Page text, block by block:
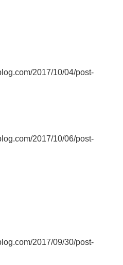
2017/10/04/post-
2017/10/06/post-
2017/09/30/post-